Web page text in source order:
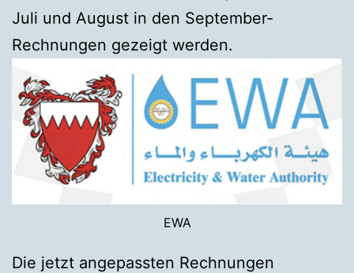
Juli und August in den September-
Rechnungen gezeigt werden.
EWA
Die jetzt angepassten Rechnungen